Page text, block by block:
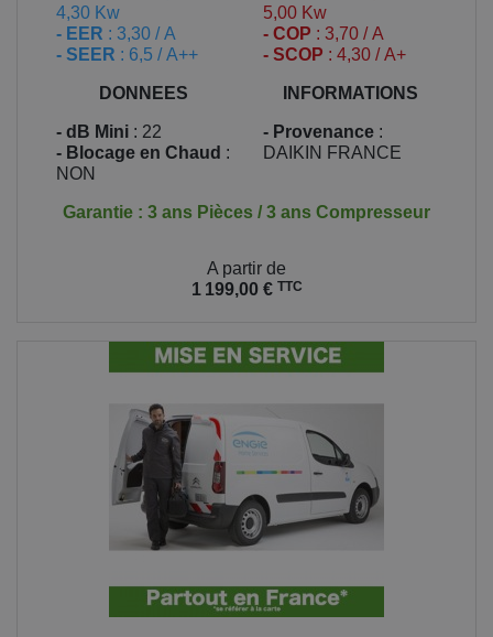
4,30 Kw
- EER : 3,30 / A
- SEER : 6,5 / A++
5,00 Kw
- COP : 3,70 / A
- SCOP : 4,30 / A+
DONNEES
- dB Mini : 22
- Blocage en Chaud :
NON
INFORMATIONS
- Provenance :
DAIKIN FRANCE
Garantie : 3 ans Pièces / 3 ans Compresseur
A partir de
1 199,00 € TTC